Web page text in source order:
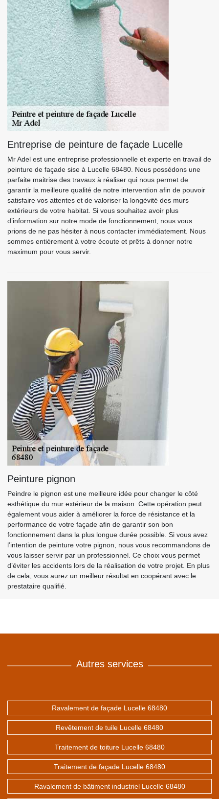
Entreprise de peinture de façade Lucelle
Mr Adel est une entreprise professionnelle et experte en travail de
peinture de façade sise à Lucelle 68480. Nous possédons une
parfaite maitrise des travaux à réaliser qui nous permet de
garantir la meilleure qualité de notre intervention afin de pouvoir
satisfaire vos attentes et de valoriser la longévité des murs
extérieurs de votre habitat. Si vous souhaitez avoir plus
d’information sur notre mode de fonctionnement, nous vous
prions de ne pas hésiter à nous contacter immédiatement. Nous
sommes entièrement à votre écoute et prêts à donner notre
maximum pour vous servir.
Peinture pignon
Peindre le pignon est une meilleure idée pour changer le côté
esthétique du mur extérieur de la maison. Cette opération peut
également vous aider à améliorer la force de résistance et la
performance de votre façade afin de garantir son bon
fonctionnement dans la plus longue durée possible. Si vous avez
l’intention de peinture votre pignon, nous vous recommandons de
vous laisser servir par un professionnel. Ce choix vous permet
d’éviter les accidents lors de la réalisation de votre projet. En plus
de cela, vous aurez un meilleur résultat en coopérant avec le
prestataire qualifié.
Autres services
Ravalement de façade Lucelle 68480
Revêtement de tuile Lucelle 68480
Traitement de toiture Lucelle 68480
Traitement de façade Lucelle 68480
Ravalement de bâtiment industriel Lucelle 68480